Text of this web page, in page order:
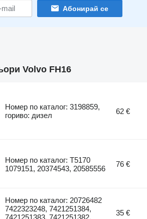
Абонирай се
Volvo FH16
Номер по каталог: 3198859,
гориво: дизел
62 €
Номер по каталог: T5170
1079151, 20374543, 20585556
76 €
Номер по каталог: 20726482
7422323248, 7421251384,
7421251383, 7421251382,
35 €